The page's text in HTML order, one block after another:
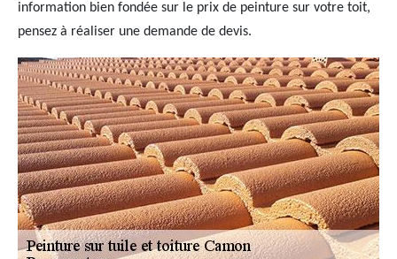
information bien fondée sur le prix de peinture sur votre toit,
pensez à réaliser une demande de devis.